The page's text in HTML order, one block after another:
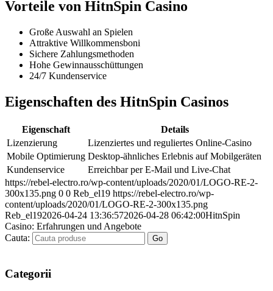
Vorteile von HitnSpin Casino
Große Auswahl an Spielen
Attraktive Willkommensboni
Sichere Zahlungsmethoden
Hohe Gewinnausschüttungen
24/7 Kundenservice
Eigenschaften des HitnSpin Casinos
Eigenschaft
Details
Lizenzierung
Lizenziertes und reguliertes Online-Casino
Mobile Optimierung Desktop-ähnliches Erlebnis auf Mobilgeräten
Kundenservice
Erreichbar per E-Mail und Live-Chat
https://rebel-electro.ro/wp-content/uploads/2020/01/LOGO-RE-2-
300x135.png 0 0 Reb_el19 https://rebel-electro.ro/wp-
content/uploads/2020/01/LOGO-RE-2-300x135.png
Reb_el192026-04-24 13:36:572026-04-28 06:42:00HitnSpin
Casino: Erfahrungen und Angebote
Cauta:
Categorii